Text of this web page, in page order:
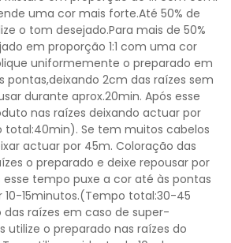
uma cor mais forte.Até 50% de
o tom desejado.Para mais de 50%
em proporção 1:1 com uma cor
uniformemente o preparado em
pontas,deixando 2cm das raízes sem
durante aprox.20min. Após esse
nas raízes deixando actuar por
total:40min). Se tem muitos cabelos
actuar por 45m. Coloração das
o preparado e deixe repousar por
tempo puxe a cor até às pontas
10-15minutos.(Tempo total:30-45
raízes em caso de super-
utilize o preparado nas raízes do